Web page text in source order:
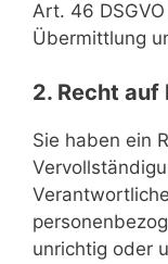
Art. 46
Übermittlung
2. Recht
Sie haben ein
unrichtig oder